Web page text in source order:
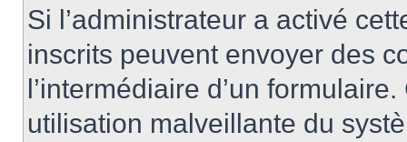
Si l’administrateur a activé
inscrits peuvent envoyer des
l’intermédiaire d’un
utilisation malveillante du